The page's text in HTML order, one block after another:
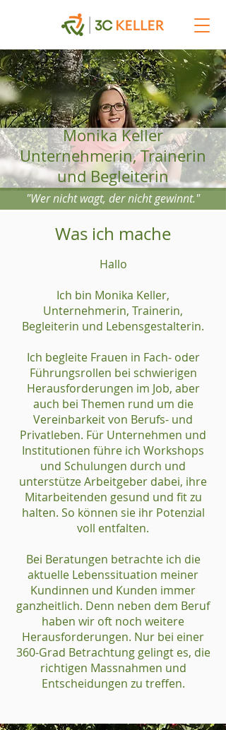
Monika Keller
Unternehmerin, Trainerin
und Begleiterin
"Wer nicht wagt, der nicht gewinnt."
Was ich mache
Hallo
Ich bin Monika Keller,
Unternehmerin, Trainerin,
Begleiterin und Lebensgestalterin.
Ich begleite Frauen in Fach- oder
Führungsrollen bei schwierigen
Herausforderungen im Job, aber
auch bei Themen rund um die
Vereinbarkeit von Berufs- und
Privatleben. Für Unternehmen und
Institutionen führe ich Workshops
und Schulungen durch und
unterstütze Arbeitgeber dabei, ihre
Mitarbeitenden gesund und fit zu
halten. So können sie ihr Potenzial
voll entfalten.
Bei Beratungen betrachte ich die
aktuelle Lebenssituation meiner
Kundinnen und Kunden immer
ganzheitlich. Denn neben dem Beruf
haben wir oft noch weitere
Herausforderungen. Nur bei einer
360-Grad Betrachtung gelingt es, die
richtigen Massnahmen und
Entscheidungen zu treffen.